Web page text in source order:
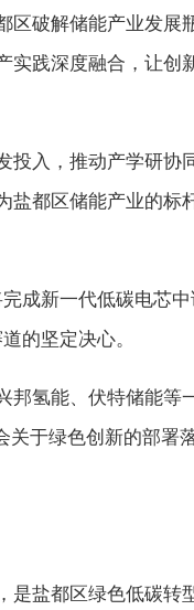
破解储能产业发展
践深度融合，让创
入，推动产学研协
都区储能产业的标
成新一代低碳电芯
的坚定决心。
氢能、伏特储能等
于绿色创新的部署
盐都区绿色低碳转